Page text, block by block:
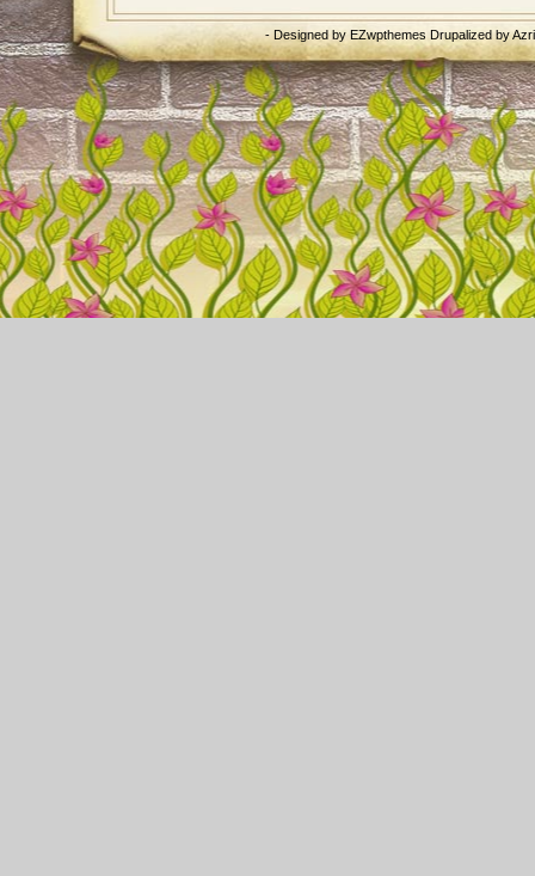
- Designed byEZwpthemesDrupalized by